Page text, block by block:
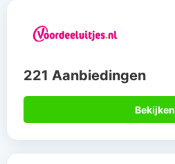
221 Aanbiedingen
Bekijken